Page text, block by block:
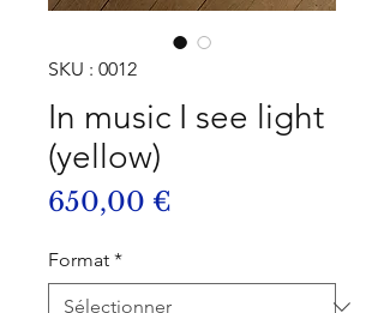
SKU : 0012
In music I see light
(yellow)
650,00 €
Format *